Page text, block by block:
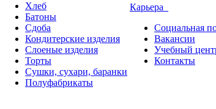
Хлеб
Батоны
Сдоба
Кондитерские изделия
Слоеные изделия
Торты
Сушки, сухари, баранки
Полуфабрикаты
Карьера
Социальная
Вакансии
Учебный
Контакты